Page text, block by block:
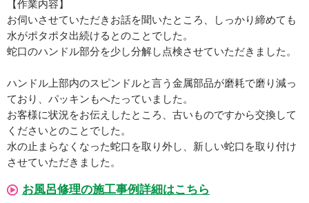
【作業内容】
お伺いさせていただきお話を聞いたところ、しっかり締めても
水がポタポタ出続けるとのことでした。
蛇口のハンドル部分を少し分解し点検させていただきました。
ハンドル上部内のスピンドルと言う金属部品が磨耗で磨り減っ
ており、パッキンもへたっていました。
お客様に状況をお伝えしたところ、古いものですから交換して
くださいとのことでした。
水の止まらなくなった蛇口を取り外し、新しい蛇口を取り付け
させていただきました。
お風呂修理の施工事例詳細はこちら